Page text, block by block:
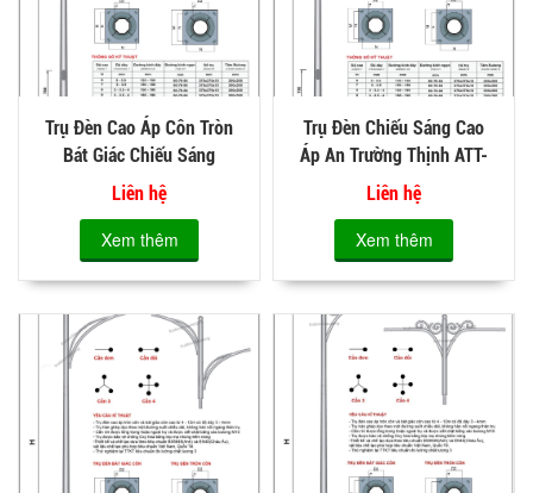
Trụ Đèn Cao Áp Côn Tròn
Bát Giác Chiếu Sáng
Đường Phố ATT-C15
Liên hệ
Xem thêm
Trụ Đèn Chiếu Sáng Cao
Áp An Trường Thịnh ATT-
C16
Liên hệ
Xem thêm